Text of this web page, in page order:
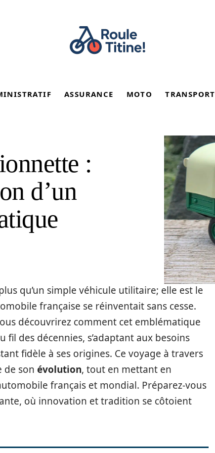
ASSURANCE MOTO TRANSPORT
:
d’un
qu’un simple véhicule utilitaire; elle est le
française se réinventait sans cesse.
découvrirez comment cet emblématique
des décennies, s’adaptant aux besoins
fidèle à ses origines. Ce voyage à travers
de son évolution, tout en mettant en
français et mondial. Préparez-vous
où innovation et tradition se côtoient